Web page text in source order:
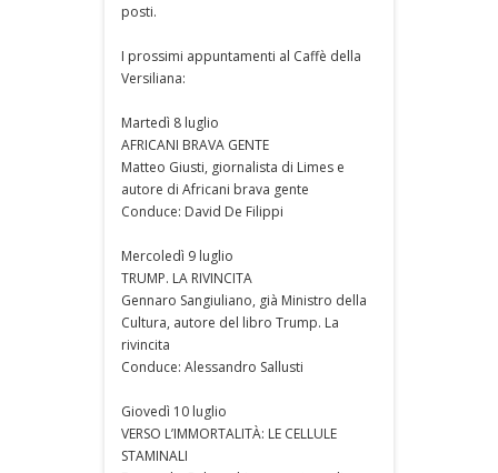
posti.
I prossimi appuntamenti al Caffè della
Versiliana:
Martedì 8 luglio
AFRICANI BRAVA GENTE
Matteo Giusti, giornalista di Limes e
autore di Africani brava gente
Conduce: David De Filippi
Mercoledì 9 luglio
TRUMP. LA RIVINCITA
Gennaro Sangiuliano, già Ministro della
Cultura, autore del libro Trump. La
rivincita
Conduce: Alessandro Sallusti
Giovedì 10 luglio
VERSO L’IMMORTALITÀ: LE CELLULE
STAMINALI